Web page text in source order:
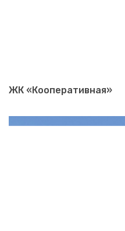
ЖК «Кооперативная»